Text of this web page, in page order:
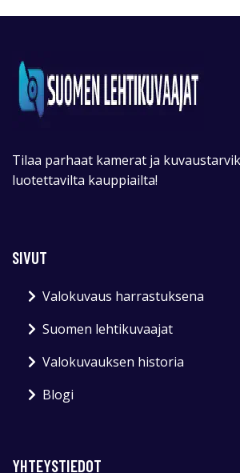
Tilaa parhaat kamerat ja
luotettavilta kauppiailta!
SIVUT
Valokuvaus harrastuksena
Suomen lehtikuvaajat
Valokuvauksen historia
Blogi
YHTEYSTIEDOT